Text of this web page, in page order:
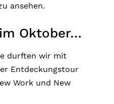
ansehen.
Oktober…
durften wir mit
Entdeckungstour
Work und New